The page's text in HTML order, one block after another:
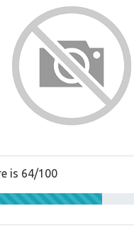
is 64/100